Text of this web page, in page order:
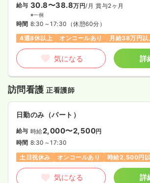
給与 30.8〜38.8万円/月 賞与2ヶ月
※一例
時間 8:30～17:30 （休憩60分）
4週8休以上
オンコールあり 月給38万円以
気になる 詳
訪問看護正看護師
日勤のみ（パート）
給与 時給2,000〜2,500円
時間 8:30～17:30
土日祝休み
オンコールあり 時給2,500円
気になる 詳